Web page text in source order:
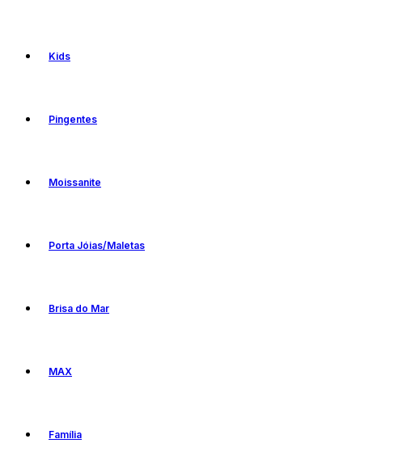
Kids
Pingentes
Moissanite
Porta Jóias/Maletas
Brisa do Mar
MAX
Família